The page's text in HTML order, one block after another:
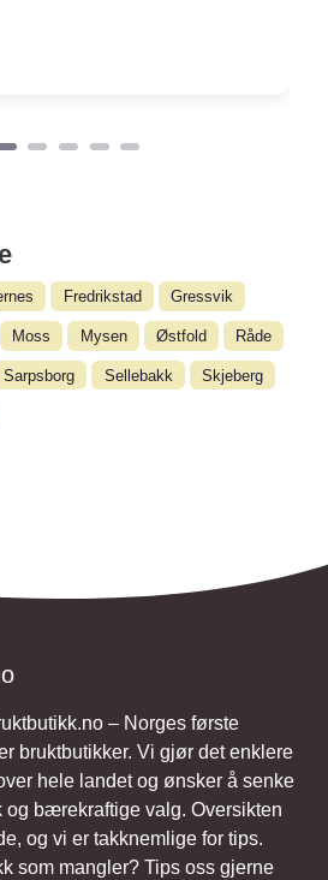
Bruktbutikk Halden
Fredrikstad Gressvik
Moss Mysen Østfold Råde
Sarpsborg Sellebakk Skjeberg
– Norges første
bruktbutikker. Vi gjør det enklere
hele landet og ønsker å senke
og bærekraftige valg. Oversikten
og vi er takknemlige for tips.
som mangler? Tips oss gjerne